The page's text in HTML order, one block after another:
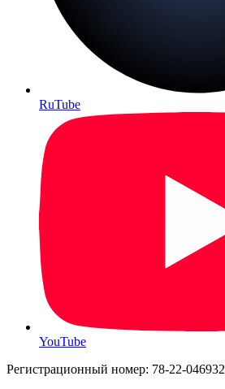
RuTube
YouTube
Регистрационный номер: 78-22-046932